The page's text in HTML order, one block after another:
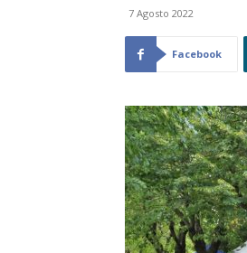
7 Agosto 2022
Facebook